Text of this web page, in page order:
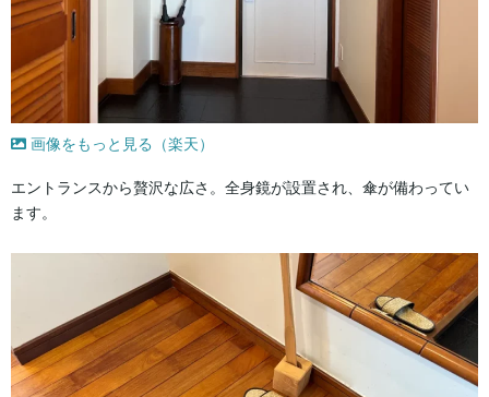
画像をもっと見る（楽天）
エントランスから贅沢な広さ。全身鏡が設置され、傘が備わってい
ます。